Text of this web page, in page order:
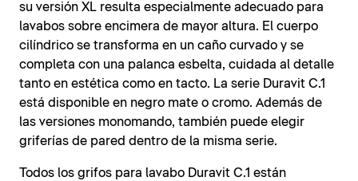
su versión XL resulta especialmente adecuado para
lavabos sobre encimera de mayor altura. El cuerpo
cilíndrico se transforma en un caño curvado y se
completa con una palanca esbelta, cuidada al detalle
tanto en estética como en tacto. La serie Duravit C.1
está disponible en negro mate o cromo. Además de
las versiones monomando, también puede elegir
griferías de pared dentro de la misma serie.
Todos los grifos para lavabo Duravit C.1 están